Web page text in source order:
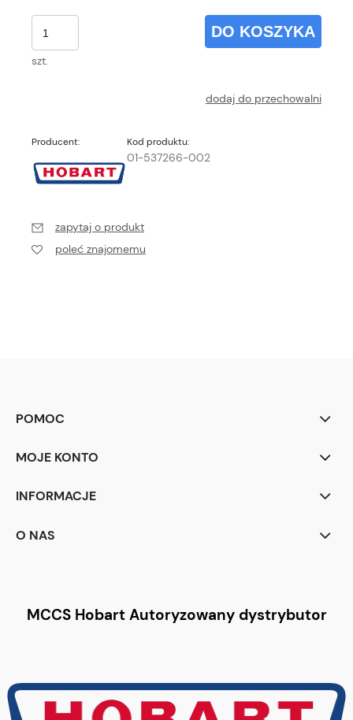
szt.
DO KOSZYKA
dodaj do przechowalni
Producent: Kod produktu:
01-537266-002
zapytaj o produkt
poleć znajomemu
POMOC
MOJE KONTO
INFORMACJE
O NAS
MCCS Hobart Autoryzowany dystrybutor